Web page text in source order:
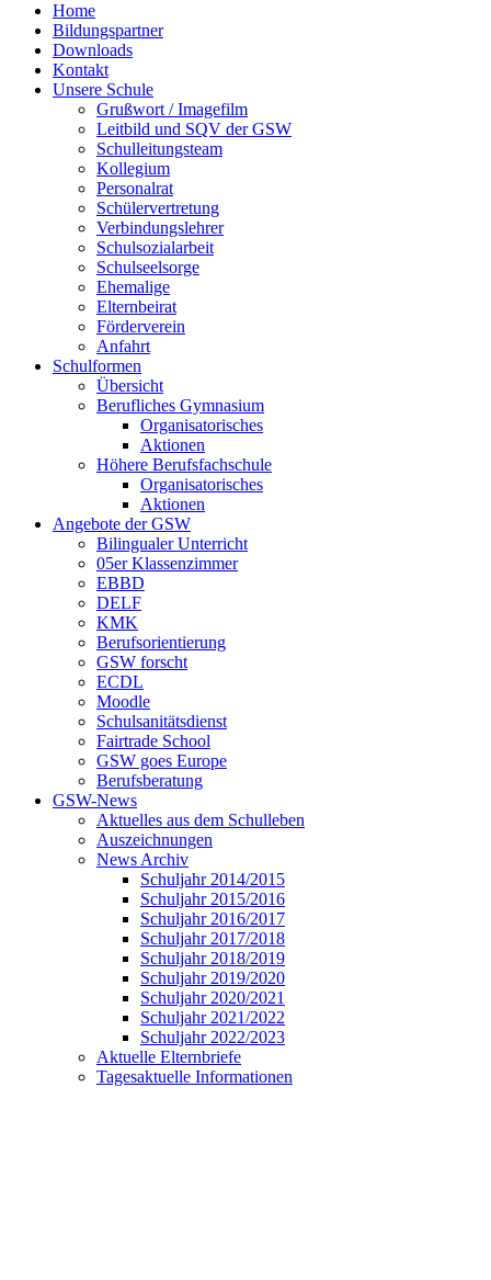
Home
Bildungspartner
Downloads
Kontakt
Unsere Schule
Grußwort / Imagefilm
Leitbild und SQV der GSW
Schulleitungsteam
Kollegium
Personalrat
Schülervertretung
Verbindungslehrer
Schulsozialarbeit
Schulseelsorge
Ehemalige
Elternbeirat
Förderverein
Anfahrt
Schulformen
Übersicht
Berufliches Gymnasium
Organisatorisches
Aktionen
Höhere Berufsfachschule
Organisatorisches
Aktionen
Angebote der GSW
Bilingualer Unterricht
05er Klassenzimmer
EBBD
DELF
KMK
Berufsorientierung
GSW forscht
ECDL
Moodle
Schulsanitätsdienst
Fairtrade School
GSW goes Europe
Berufsberatung
GSW-News
Aktuelles aus dem Schulleben
Auszeichnungen
News Archiv
Schuljahr 2014/2015
Schuljahr 2015/2016
Schuljahr 2016/2017
Schuljahr 2017/2018
Schuljahr 2018/2019
Schuljahr 2019/2020
Schuljahr 2020/2021
Schuljahr 2021/2022
Schuljahr 2022/2023
Aktuelle Elternbriefe
Tagesaktuelle Informationen